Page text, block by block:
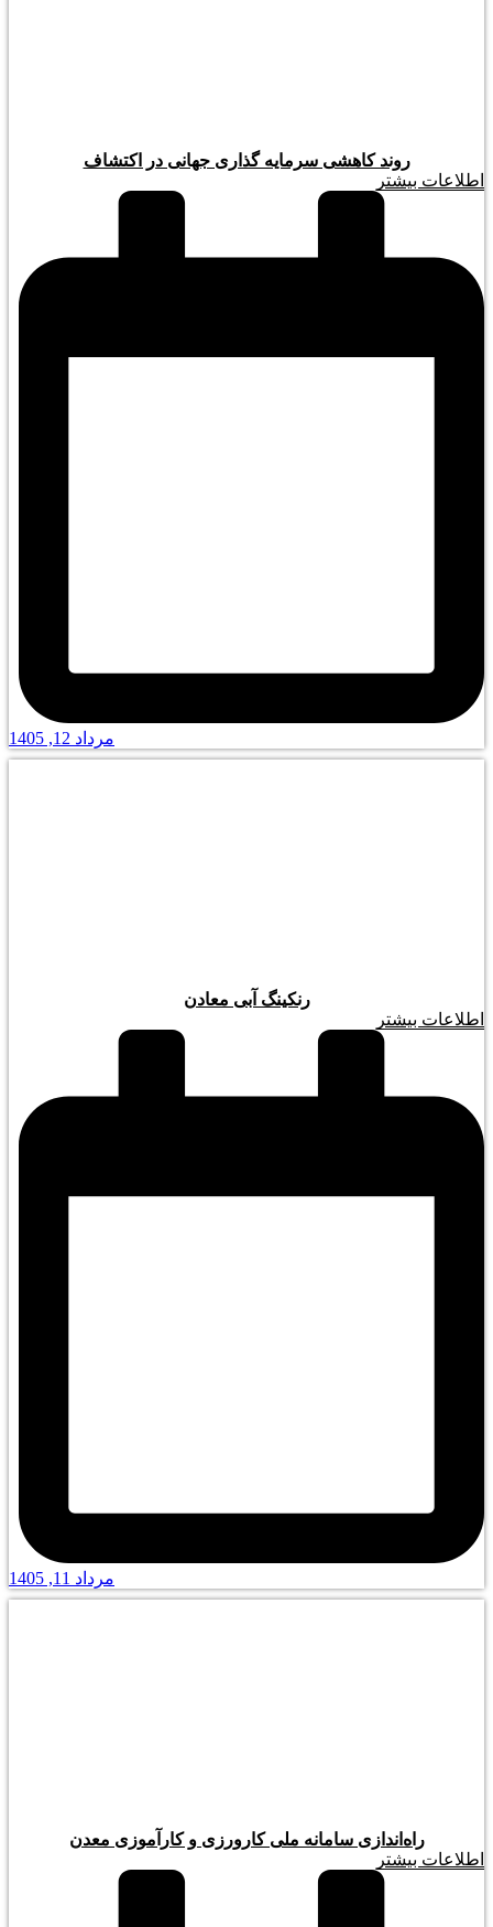
روند کاهشی سرمایه گذاری جهانی در اکتشاف
اطلاعات بیشتر
مرداد 12, 1405
رنکینگ آبی معادن
اطلاعات بیشتر
مرداد 11, 1405
راه‌اندازی سامانه ملی کارورزی و کارآموزی معدن
اطلاعات بیشتر